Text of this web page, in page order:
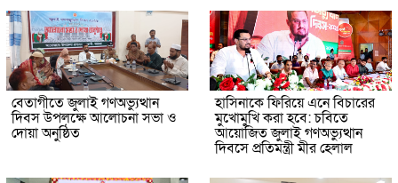
বেতাগীতে জুলাই গণঅভ্যুত্থান
দিবস উপলক্ষে আলোচনা সভা ও
দোয়া অনুষ্ঠিত
হাসিনাকে ফিরিয়ে এনে বিচারের
মুখোমুখি করা হবে: চবিতে
আয়োজিত জুলাই গণঅভ্যুত্থান
দিবসে প্রতিমন্ত্রী মীর হেলাল